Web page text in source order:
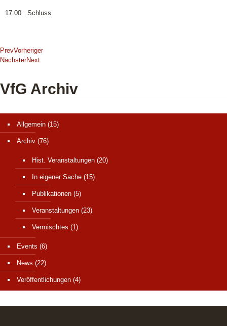
17:00 Schluss
PrevVorheriger
NächsterNext
VfG Archiv
Allgemein (15)
Archiv (76)
Hist. Veranstaltungen (20)
In eigener Sache (15)
Publikationen (5)
Veranstaltungen (23)
Vermischtes (1)
Events (6)
News (22)
Veröffentlichungen (4)